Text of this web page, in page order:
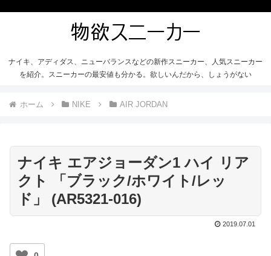
ナイキ、アディダス、ニューバランスなどの新作スニーカー、人気スニーカー
を紹介。スニーカーの最安値も分かる。欲しいんだから、しょうがない
ホーム NIKE AIR JORDAN
ナイキ エアジョーダン1 ハイ リア
クト 「ブラック/ホワイト/レッ
ド」 (AR5321-016)
2019.07.01